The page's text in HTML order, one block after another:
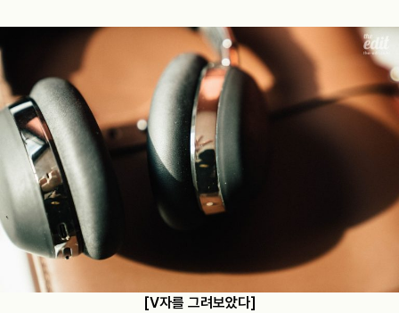
[V자를 그려보았다]